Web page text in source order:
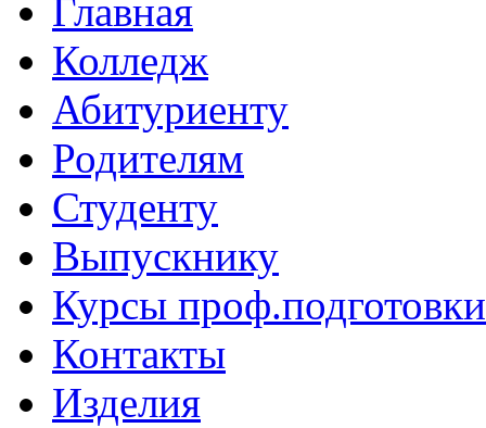
Главная
Колледж
Абитуриенту
Родителям
Студенту
Выпускнику
Курсы проф.подготовки
Контакты
Изделия